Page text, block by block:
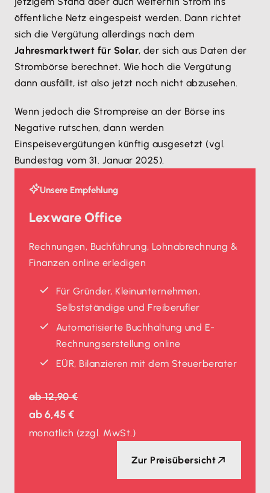
öffentliche Netz eingespeist werden. Dann richtet
sich die Vergütung allerdings nach dem
Jahresmarktwert für Solar, der sich aus Daten der
Strombörse berechnet. Wie hoch die Vergütung
dann ausfällt, ist also jetzt noch nicht abzusehen.
Wenn jedoch die Strompreise an der Börse ins
Negative rutschen, dann werden
Einspeisevergütungen künftig ausgesetzt (vgl.
Bundestag vom 31. Januar 2025).
Unsere Empfehlung
Lexware Office
Rechnungen, Buchführung, Lohnabrechnung &
Finanzen online erledigen
Für Gründer, Kleinunternehmen,
Selbstständige und Freiberufler
Automatisierte Buchhaltung und E-
Rechnungserstellung online
EÜR, Bilanzieren mit dem Steuerberater
ab12,90 €
ab6,45 €
monatlich (zzgl. MwSt.)
Zur Preisübersicht